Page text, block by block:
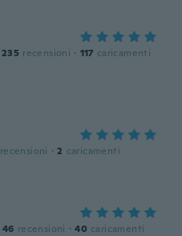
235 recensioni · 117 caricamenti
recensioni · 2 caricamenti
46 recensioni · 40 caricamenti